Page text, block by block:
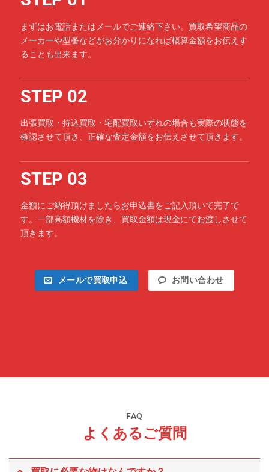
まずはお電話またはメールでご連絡下さい。買取希望商品の
メーカーや型番などがお分かりになれば概算金額をお伝えす
ることも出来ます。
STEP 02
出張買取・持込買取・宅配買取いずれの場合も実際の状態を
確認させて頂き、正確な査定金額をお伝えさせて頂きます。
STEP 03
金額にご納得頂けましたらお申込書をご記入頂いて完了で
す。一部高額機材を除き、買取金額は現金にてお渡しさせて
頂きます。
メールで買取申込 お問い合わせ
FAQ
よくあるご質問